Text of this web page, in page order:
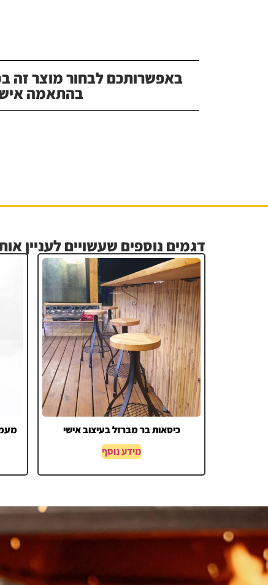
באפשרותכם לבחור מוצר זה
בהתאמה
דגמים נוספים שעשויים לעניין
כיסאות בר מברזל בעיצוב אישי
מידע נוסף